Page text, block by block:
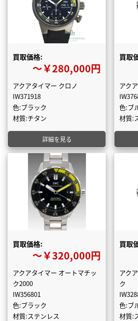
買取価格:
〜￥280,000円
アクアタイマー クロノ
IW371918
色:ブラック
材質:チタン
詳細を見る
買取
アク
色:ブ
材質:
買取価格:
〜￥320,000円
アクアタイマー オートマチッ
ク2000
IW356801
色:ブラック
材質:ステンレス
買取
アク
ク
色:ブ
材質: